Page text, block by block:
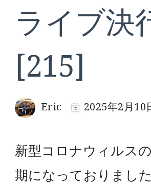
ライブ決
[215]
Eric 2025年2月10
新型コロナウィルス
期になっておりまし